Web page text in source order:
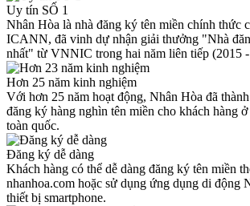
Uy tín SỐ 1
Nhân Hòa là nhà đăng ký tên miền chính thức
ICANN, đã vinh dự nhận giải thưởng "Nhà
nhất" từ VNNIC trong hai năm liên tiếp (2015
Hơn 25 năm kinh nghiệm
Với hơn 25 năm hoạt động, Nhân Hòa đã
đăng ký hàng nghìn tên miền cho khách hàng
toàn quốc.
Đăng ký dễ dàng
Khách hàng có thể dễ dàng đăng ký tên miền
nhanhoa.com hoặc sử dụng ứng dụng di động
thiết bị smartphone.